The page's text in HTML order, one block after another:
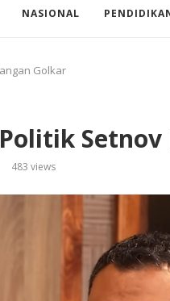
NASIONAL
Golkar
483 views